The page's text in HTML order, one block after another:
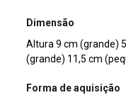
Dimensão
Altura 9 cm (grande)
(grande) 11,5 cm
Forma de aquisição